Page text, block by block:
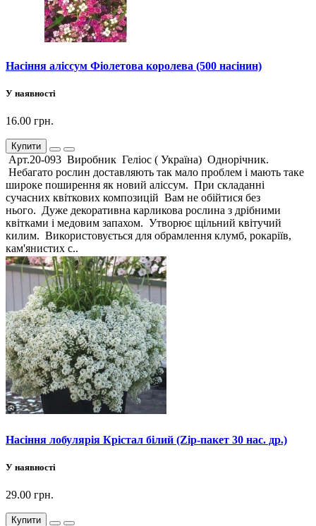
Насіння аліссум Фіолетова королева (500 насінин)
У наявності
16.00 грн.
Купити
Арт.20-093 Виробник Геліос ( Україна) Однорічник.
Небагато рослин доставляють так мало проблем і мають таке
широке поширення як новий аліссум. При складанні
сучасних квіткових композицій Вам не обійтися без
нього. Дуже декоративна карликова рослина з дрібними
квітками і медовим запахом. Утворює щільний квітучий
килим. Використовується для обрамлення клумб, рокаріїв,
кам'янистих с..
Насіння лобулярія Крістал білий (Zip-пакет 30 нас. др.)
У наявності
29.00 грн.
Купити